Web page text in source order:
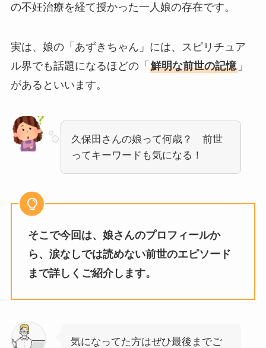
の不妊治療を経て授かった一人娘の存在です。
実は、娘の「あずきちゃん」には、スピリチュア
ル界でも話題になるほどの「 鮮明な前世の記憶」
があるといいます。
久保田さんの娘って何歳？ 前世
ってキーワードも気になる！
そこで今回は、娘さんのプロフィールか
ら、涙なしでは読めない前世のエピソード
まで詳しくご紹介します。
気になってた方はぜひ最後までご